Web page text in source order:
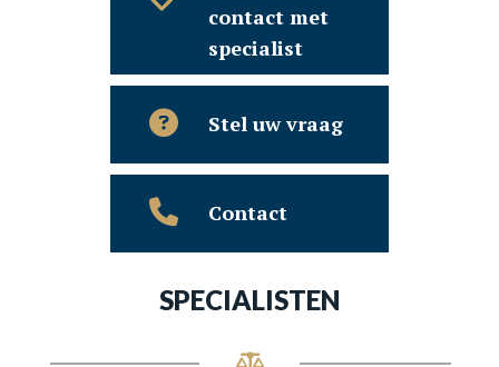
contact met
specialist
Stel uw vraag
Contact
SPECIALISTEN